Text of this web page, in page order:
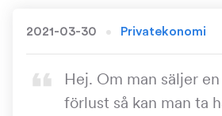
2021-03-30 Privatekonomi
Hej. Om man säljer
förlust så kan man ta